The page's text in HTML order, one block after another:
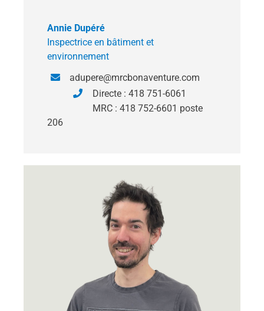
Annie Dupéré
Inspectrice en bâtiment et
environnement
adupere@mrcbonaventure.com
Directe : 418 751-6061
MRC : 418 752-6601 poste
206